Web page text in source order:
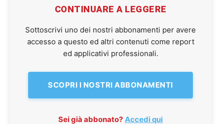
CONTINUARE A LEGGERE
Sottoscrivi uno dei nostri abbonamenti per avere
accesso a questo ed altri contenuti come report
ed applicativi professionali.
SCOPRI I NOSTRI ABBONAMENTI
Sei già abbonato? Accedi qui